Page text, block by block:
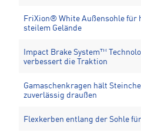
FriXion® White Außensohle für
steilem Gelände
Impact Brake System™
verbessert die Traktion
Gamaschenkragen hält
zuverlässig draußen
Flexkerben entlang der Sohle